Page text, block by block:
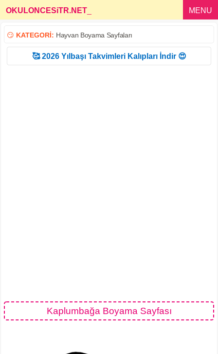
OKULONCESiTR.NET MENU
😏 KATEGORİ: Hayvan Boyama Sayfaları
🥰 2026 Yılbaşı Takvimleri Kalıpları İndir 😍
Kaplumbağa Boyama Sayfası